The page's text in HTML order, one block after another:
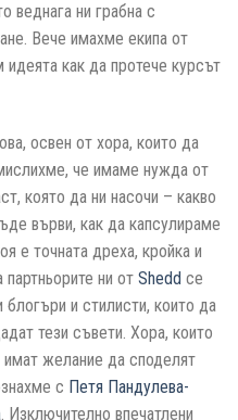
веднага ни грабна с
Вече имахме екипа от
как да протече курсът
освен от хора, които да
че имаме нужда от
която да ни насочи – какво
върви, как да капсулираме
е точната дреха, кройка и
ни от Shedd се
и стилисти, които да
тези съвети. Хора, които
желание да споделят
с Петя Пандулева-
. Изключително впечатлени